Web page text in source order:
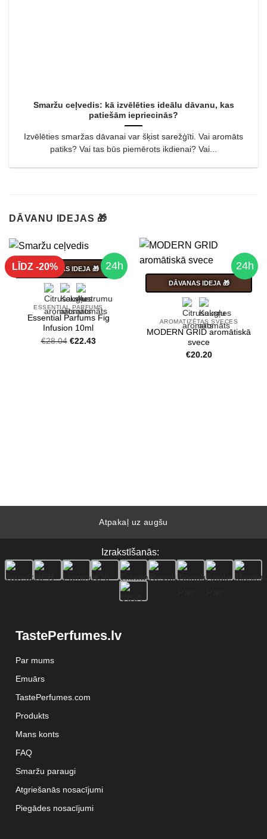
Smaržu ceļvedis: kā izvēlēties ideālu dāvanu, kas
patiešām iepriecinās?
Izvēlēties smaržas dāvanai var šķist sarežģīti. Vai aromāts
patiks? Vai tas būs piemērots ikdienai? Vai...
DĀVANU IDEJAS 🎁
24h
LĪDZ -20%DĀVANAS IDEJA 🎁
ESSENTIAL PARFUMS
Essential Parfums Fig
Infusion 10ml
€28.04 Original
€22.43Current
24h
DĀVANAS IDEJA 🎁
AROMATIZĒTAS SVECES
MODERN GRID aromātiskā
svece
€20.20
Atpakaļ uz augšu
Izrakstīšanās:
TastePerfumes.lv
Par mums
Emuārs
TastePerfumes.com
Produkts
Mans konts
FAQ
Smaržu paraugi
Atgriešanās nosacījumi
Piegādes nosacījumi